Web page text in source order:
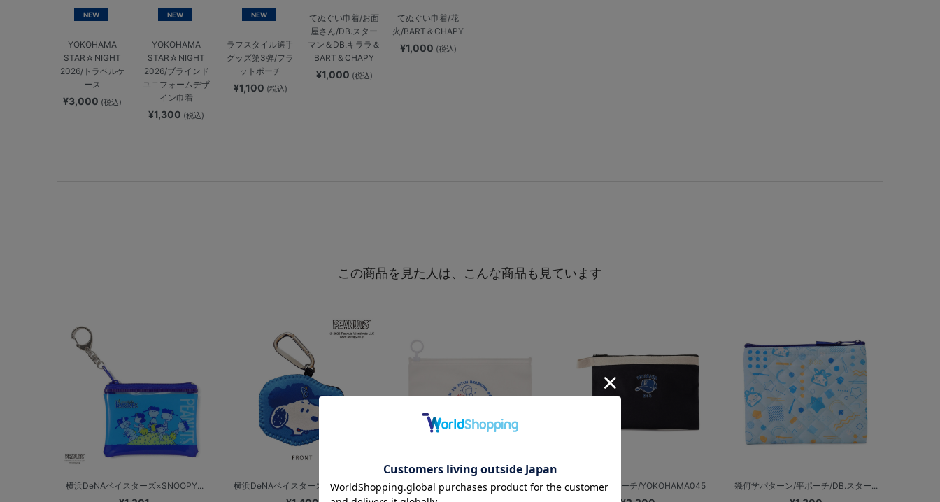
NEW
YOKOHAMA
STAR☆NIGHT
2026/トラベルケ
ース
¥3,000 (税込)
NEW
YOKOHAMA
STAR☆NIGHT
2026/ブラインド
ユニフォームデザ
イン巾着
¥1,300 (税込)
NEW
ラフスタイル選手
グッズ第3弾/フラ
ットポーチ
¥1,100 (税込)
てぬぐい巾着/お面
屋さん/DB.スター
マン＆DB.キララ＆
BART＆CHAPY
¥1,000 (税込)
てぬぐい巾着/花
火/BART＆CHAPY
¥1,000 (税込)
この商品を見た人は、こんな商品も見ています
横浜DeNAベイスターズ×SNOOPY... 横浜DeNAベイスターズ×SNOOPY... 【+B】/Pitch Grips/EV... キャンバスポーチ/YOKOHAMA045 幾何学パターン/平ポーチ/DB.スター...